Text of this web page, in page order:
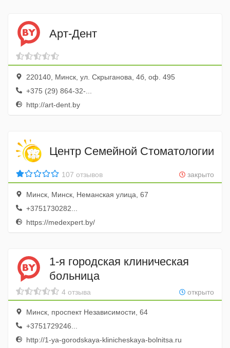
Арт-Дент
220140, Минск, ул. Скрыганова, 4б, оф. 495
+375 (29) 864-32-...
http://art-dent.by
Центр Семейной Стоматологии
закрыто
107 отзывов
Минск, Минск, Неманская улица, 67
+3751730282...
https://medexpert.by/
1-я городская клиническая
больница
открыто
4 отзыва
Минск, проспект Независимости, 64
+3751729246...
http://1-ya-gorodskaya-klinicheskaya-bolnitsa.ru